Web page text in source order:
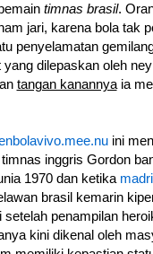
timnas brasil.
jari, karena bola tak
penyelamatan
dilepaskan oleh
tangan kanannyaia
ini
inggris Gordon
1970 dan ketika
brasil kemarin
penampilan
kini dikenal oleh